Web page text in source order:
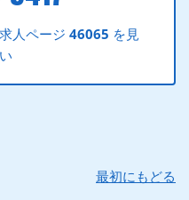
人ページ46065 を見
最初にもどる